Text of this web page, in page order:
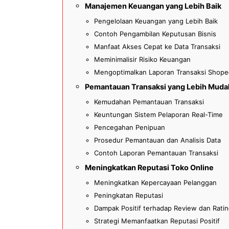
Manajemen Keuangan yang Lebih Baik
Pengelolaan Keuangan yang Lebih Baik
Contoh Pengambilan Keputusan Bisnis
Manfaat Akses Cepat ke Data Transaksi
Meminimalisir Risiko Keuangan
Mengoptimalkan Laporan Transaksi
Pemantauan Transaksi yang Lebih
Kemudahan Pemantauan Transaksi
Keuntungan Sistem Pelaporan Real-Time
Pencegahan Penipuan
Prosedur Pemantauan dan Analisis Data
Contoh Laporan Pemantauan Transaksi
Meningkatkan Reputasi Toko Online
Meningkatkan Kepercayaan Pelanggan
Peningkatan Reputasi
Dampak Positif terhadap Review dan
Strategi Memanfaatkan Reputasi Positif